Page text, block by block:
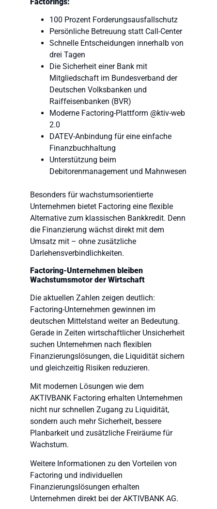
100 Prozent Forderungsausfallschutz
Persönliche Betreuung statt Call-Center
Schnelle Entscheidungen innerhalb von
drei Tagen
Die Sicherheit einer Bank mit
Mitgliedschaft im Bundesverband der
Deutschen Volksbanken und
Raiffeisenbanken (BVR)
Moderne Factoring-Plattform @ktiv-web
2.0
DATEV-Anbindung für eine einfache
Finanzbuchhaltung
Unterstützung beim
Debitorenmanagement und Mahnwesen
Besonders für wachstumsorientierte
Unternehmen bietet Factoring eine flexible
Alternative zum klassischen Bankkredit. Denn
die Finanzierung wächst direkt mit dem
Umsatz mit – ohne zusätzliche
Darlehensverbindlichkeiten.
Factoring-Unternehmen bleiben
Wachstumsmotor der Wirtschaft
Die aktuellen Zahlen zeigen deutlich:
Factoring-Unternehmen gewinnen im
deutschen Mittelstand weiter an Bedeutung.
Gerade in Zeiten wirtschaftlicher Unsicherheit
suchen Unternehmen nach flexiblen
Finanzierungslösungen, die Liquidität sichern
und gleichzeitig Risiken reduzieren.
Mit modernen Lösungen wie dem
AKTIVBANK Factoring erhalten Unternehmen
nicht nur schnellen Zugang zu Liquidität,
sondern auch mehr Sicherheit, bessere
Planbarkeit und zusätzliche Freiräume für
Wachstum.
Weitere Informationen zu den Vorteilen von
Factoring und individuellen
Finanzierungslösungen erhalten
Unternehmen direkt bei der AKTIVBANK AG.